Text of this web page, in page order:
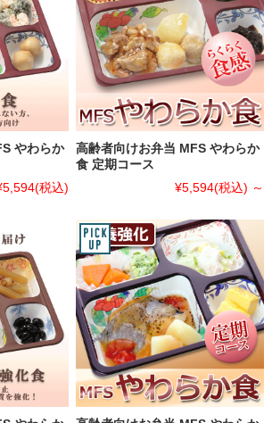
やわらか
(税込)
高齢者向けお弁当 MFS やわらか
食 定期コース
¥5,594(税込) ～